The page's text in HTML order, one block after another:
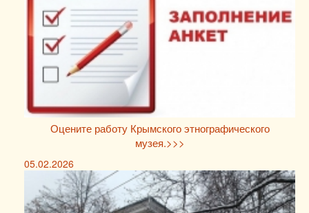
Оцените работу Крымского этнографического
музея.>>>
05.02.2026